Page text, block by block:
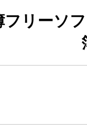
フリーソ